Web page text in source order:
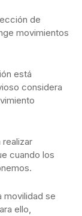
de
movimientos
está
considera
cuando los
movilidad se
ello,